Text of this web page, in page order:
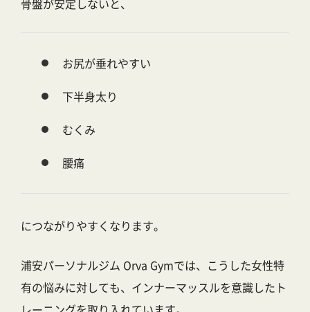
骨盤が安定しないと、
お尻が垂れやすい
下半身太り
むくみ
腰痛
につながりやすくなります。
浦安パーソナルジム Orva Gymでは、こうした女性特
有の悩みに対しても、インナーマッスルを意識したト